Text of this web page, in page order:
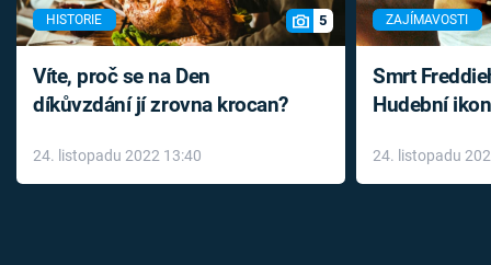
HISTORIE 5
Víte, proč se na Den
díkůvzdání jí zrovna krocan?
24. listopadu 2022 13:40
ZAJÍMAVOSTI
Smrt
Hudební
léky
24. listopadu